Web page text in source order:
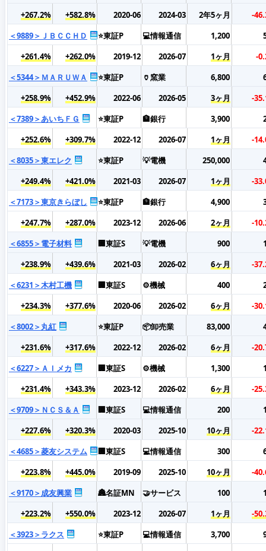
+267.2%
+582.8% 2020-06 2024-03 2年5ヶ月
-
＜9889＞ＪＢＣＣＨＤ
⭐東証P 💻情報通信 1,200
+261.4%
+262.0% 2019-12 2026-07 1ヶ月
-
＜5344＞ＭＡＲＵＷＡ
⭐東証P 🏺窯業 6,800
+258.9%
+452.9% 2022-06 2026-05 3ヶ月
-
＜7389＞あいちＦＧ
⭐東証P 🏦銀行 3,900
+252.6%
+309.7% 2022-12 2026-07 1ヶ月
-
＜8035＞東エレク
⭐東証P 💡電機 250,000
+249.4%
+421.0% 2021-03 2026-07 1ヶ月
-
＜7173＞東京きらぼし
⭐東証P 🏦銀行 4,900
+247.7%
+287.0% 2023-12 2026-06 2ヶ月
-
＜6855＞電子材料
🏢東証S 💡電機 900
+238.9%
+439.6% 2021-03 2026-02 6ヶ月
-
＜6231＞木村工機
🏢東証S ⚙️機械 400
+234.3%
+377.6% 2020-06 2026-02 6ヶ月
-
＜8002＞丸紅
⭐東証P 📦卸売業 83,000
+231.6%
+317.6% 2022-12 2026-02 6ヶ月
-
＜6227＞ＡＩメカ
🏢東証S ⚙️機械 1,300
+231.4%
+343.3% 2023-12 2026-02 6ヶ月
-
＜9709＞ＮＣＳ＆Ａ
🏢東証S 💻情報通信 200
+227.6%
+320.3% 2020-03 2025-10 10ヶ月
-
＜4685＞菱友システム
🏢東証S 💻情報通信 300
+223.8%
+445.0% 2019-09 2025-10 10ヶ月
-
＜9170＞成友興業
🏯名証MN 🤝サービス 100
+223.2%
+550.0% 2023-12 2026-07 1ヶ月
-
＜3923＞ラクス
⭐東証P 💻情報通信 3,700